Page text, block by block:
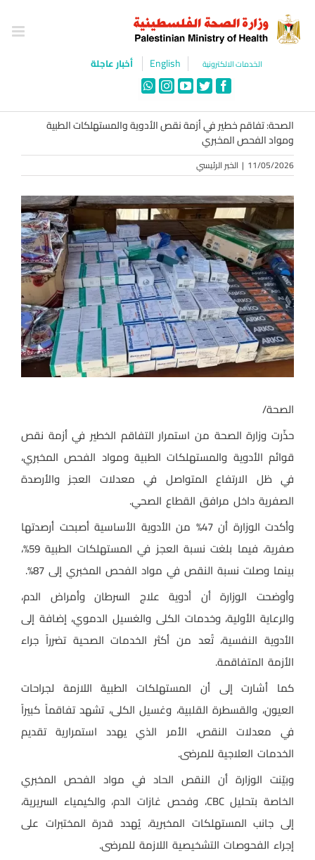
content
الخدمات الالكترونية English أخبار عاجلة
Facebook
Twitter
YouTube
Instagram
WhatsApp
الصحة: تفاقم خطير في أزمة نقص الأدوية والمستهلكات الطبية
ومواد الفحص المخبري
11/05/2026
| الخبر الرئيسي
الصحة/
حذّرت وزارة الصحة من استمرار التفاقم الخطير في أزمة نقص
قوائم الأدوية والمستهلكات الطبية ومواد الفحص المخبري،
في ظل الارتفاع المتواصل في معدلات العجز والأرصدة
الصفرية داخل مرافق القطاع الصحي.
وأكدت الوزارة أن 47% من الأدوية الأساسية أصبحت أرصدتها
صفرية، فيما بلغت نسبة العجز في المستهلكات الطبية 59%،
بينما وصلت نسبة النقص في مواد الفحص المخبري إلى 87%.
وأوضحت الوزارة أن أدوية علاج السرطان وأمراض الدم،
والرعاية الأولية، وخدمات الكلى والغسيل الدموي، إضافة إلى
الأدوية النفسية، تُعد من أكثر الخدمات الصحية تضرراً جراء
الأزمة المتفاقمة.
كما أشارت إلى أن المستهلكات الطبية اللازمة لجراحات
العيون، والقسطرة القلبية، وغسيل الكلى، تشهد تفاقماً كبيراً
في معدلات النقص، الأمر الذي يهدد استمرارية تقديم
الخدمات العلاجية للمرضى.
وبيّنت الوزارة أن النقص الحاد في مواد الفحص المخبري
الخاصة بتحليل CBC، وفحص غازات الدم، والكيمياء السريرية،
إلى جانب المستهلكات المخبرية، يُهدد قدرة المختبرات على
إجراء الفحوصات التشخيصية اللازمة للمرضى.